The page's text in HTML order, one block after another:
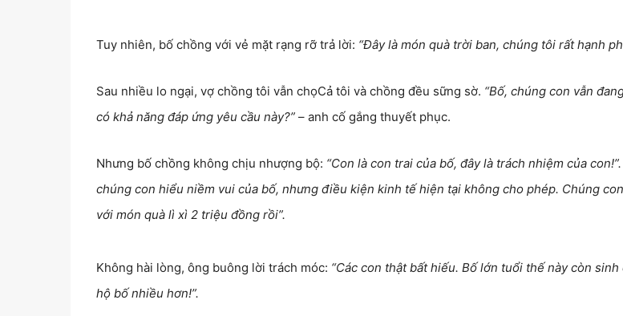
Tuy nhiên, bố chồng với vẻ mặt rạng rỡ trả lời: “Đây là món quà trời ban, chúng tôi rất hạnh
Sau nhiều lo ngại, vợ chồng tôi vẫn chọCả tôi và chồng đều sững sờ. “Bố, chúng con vẫn
có khả năng đáp ứng yêu cầu này?” – anh cố gắng thuyết phục.
Nhưng bố chồng không chịu nhượng bộ: “Con là con trai của bố, đây là trách nhiệm của con!”.
chúng con hiểu niềm vui của bố, nhưng điều kiện kinh tế hiện tại không cho phép. Chúng
với món quà lì xì 2 triệu đồng rồi”.
Không hài lòng, ông buông lời trách móc: “Các con thật bất hiếu. Bố lớn tuổi thế này còn
hộ bố nhiều hơn!”.